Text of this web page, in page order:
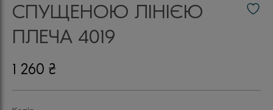
СПУЩЕНОЮ ЛІНІЄЮ
ПЛЕЧА 4019
1 260 ₴